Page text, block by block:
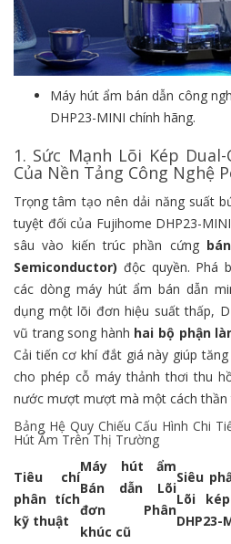
Máy hút ẩm bán dẫn công
DHP23-MINI chính hãng.
1. Sức Mạnh Lõi Kép
Của Nền Tảng Công Nghệ
Trọng tâm tạo nên dải năng suất
tuyệt đối của Fujihome DHP23-
sâu vào kiến trúc phần cứng
Semiconductor) độc quyền. Phá
các dòng máy hút ẩm bán dẫn
dụng một lõi đơn hiệu suất thấp,
vũ trang song hành hai bộ phận
Cải tiến cơ khí đắt giá này giúp
cho phép cỗ máy thảnh thơi thu
nước mượt mượt mà một cách thần
Bảng Hệ Quy Chiếu Cấu Hình Chi
Hút Ẩm Trên Thị Trường
Tiêu chí
phân tích
kỹ thuật
Máy hút ẩm
Bán dẫn Lõi
đơn Phân
khúc cũ
Siêu
Lõi
DHP23-